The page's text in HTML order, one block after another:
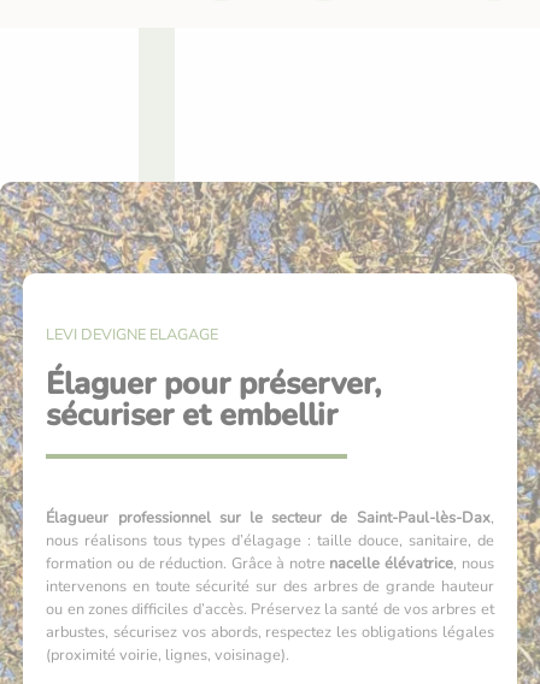
LEVI DEVIGNE ELAGAGE
Élaguer pour préserver,
sécuriser et embellir
Élagueur professionnel sur le secteur de Saint-Paul-lès-Dax,
nous réalisons tous types d’élagage : taille douce, sanitaire, de
formation ou de réduction. Grâce à notre nacelle élévatrice, nous
intervenons en toute sécurité sur des arbres de grande hauteur
ou en zones difficiles d’accès. Préservez la santé de vos arbres et
arbustes, sécurisez vos abords, respectez les obligations légales
(proximité voirie, lignes, voisinage).